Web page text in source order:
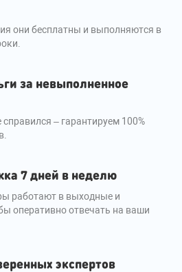
они бесплатны и выполняются в
за невыполненное
справился – гарантируем 100%
7 дней в неделю
работают в выходные и
оперативно отвечать на ваши
экспертов